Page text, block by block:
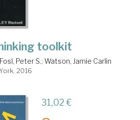
toolkit
Fosl, Peter S.; Watson, Jamie Carlin
2016
31,02 €